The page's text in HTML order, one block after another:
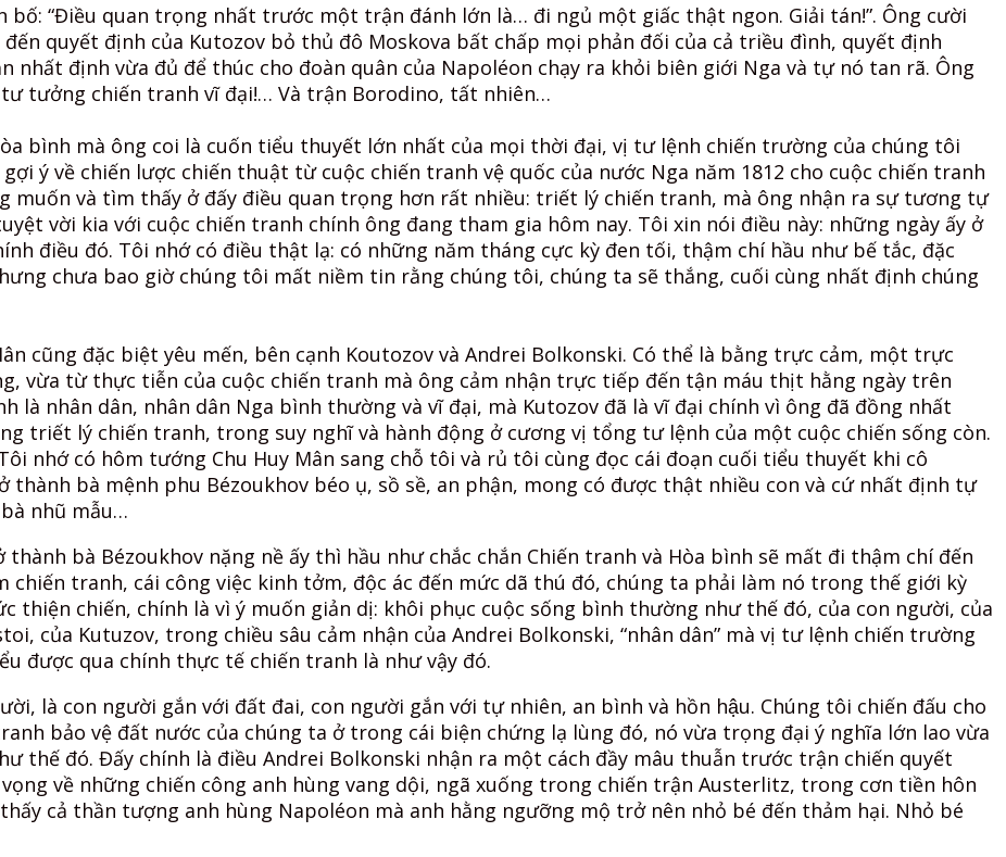
“Điều quan trọng nhất trước một trận đánh lớn là… đi ngủ một giấc thật ngon. Giải tán!”. Ông cười
quyết định của Kutozov bỏ thủ đô Moskova bất chấp mọi phản đối của cả triều đình, quyết định
nhất định vừa đủ để thúc cho đoàn quân của Napoléon chạy ra khỏi biên giới Nga và tự nó tan rã. Ông
tưởng chiến tranh vĩ đại!… Và trận Borodino, tất nhiên…
bình mà ông coi là cuốn tiểu thuyết lớn nhất của mọi thời đại, vị tư lệnh chiến trường của chúng tôi
ý về chiến lược chiến thuật từ cuộc chiến tranh vệ quốc của nước Nga năm 1812 cho cuộc chiến tranh
muốn và tìm thấy ở đấy điều quan trọng hơn rất nhiều: triết lý chiến tranh, mà ông nhận ra sự tương tự
vời kia với cuộc chiến tranh chính ông đang tham gia hôm nay. Tôi xin nói điều này: những ngày ấy ở
điều đó. Tôi nhớ có điều thật lạ: có những năm tháng cực kỳ đen tối, thậm chí hầu như bế tắc, đặc
chưa bao giờ chúng tôi mất niềm tin rằng chúng tôi, chúng ta sẽ thắng, cuối cùng nhất định chúng
cũng đặc biệt yêu mến, bên cạnh Koutozov và Andrei Bolkonski. Có thể là bằng trực cảm, một trực
vừa từ thực tiễn của cuộc chiến tranh mà ông cảm nhận trực tiếp đến tận máu thịt hằng ngày trên
là nhân dân, nhân dân Nga bình thường và vĩ đại, mà Kutozov đã là vĩ đại chính vì ông đã đồng nhất
triết lý chiến tranh, trong suy nghĩ và hành động ở cương vị tổng tư lệnh của một cuộc chiến sống còn.
nhớ có hôm tướng Chu Huy Mân sang chỗ tôi và rủ tôi cùng đọc cái đoạn cuối tiểu thuyết khi cô
bà mệnh phu Bézoukhov béo ụ, sồ sề, an phận, mong có được thật nhiều con và cứ nhất định tự
nhũ mẫu…
bà Bézoukhov nặng nề ấy thì hầu như chắc chắn Chiến tranh và Hòa bình sẽ mất đi thậm chí đến
chiến tranh, cái công việc kinh tởm, độc ác đến mức dã thú đó, chúng ta phải làm nó trong thế giới kỳ
thiện chiến, chính là vì ý muốn giản dị: khôi phục cuộc sống bình thường như thế đó, của con người, của
của Kutuzov, trong chiều sâu cảm nhận của Andrei Bolkonski, “nhân dân” mà vị tư lệnh chiến trường
được qua chính thực tế chiến tranh là như vậy đó.
là con người gắn với đất đai, con người gắn với tự nhiên, an bình và hồn hậu. Chúng tôi chiến đấu cho
bảo vệ đất nước của chúng ta ở trong cái biện chứng lạ lùng đó, nó vừa trọng đại ý nghĩa lớn lao vừa
thế đó. Đấy chính là điều Andrei Bolkonski nhận ra một cách đầy mâu thuẫn trước trận chiến quyết
về những chiến công anh hùng vang dội, ngã xuống trong chiến trận Austerlitz, trong cơn tiền hôn
cả thần tượng anh hùng Napoléon mà anh hằng ngưỡng mộ trở nên nhỏ bé đến thảm hại. Nhỏ bé